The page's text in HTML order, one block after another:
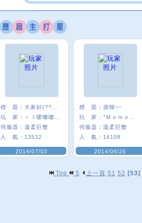
標 題：
玩 家：
伺服器： 溫柔巨蟹
人 氣： 13532
2014/07/03
標 題： 摸聊~~
玩 家：
伺服器： 溫柔巨蟹
人 氣： 16108
2014/06/26
Top 5 上一頁 51 52 [53]